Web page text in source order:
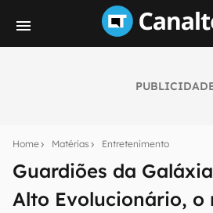
Home Matérias Entretenimento
Guardiões da
Alto Evolucionário, o
notícias e reviews sobre
E-mail